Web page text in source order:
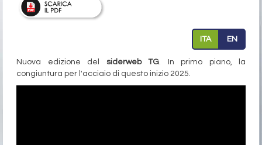
ITA EN
Nuova edizione del siderweb TG. In primo piano, la
congiuntura per l'acciaio di questo inizio 2025.